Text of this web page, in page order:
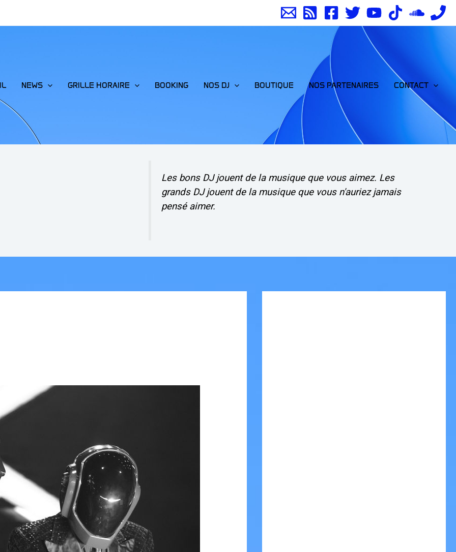
NEWS GRILLE HORAIRE BOOKING NOS DJ BOUTIQUE NOS PARTENAIRES CONTACT
Les bons DJ jouent de la musique que vous aimez. Les
grands DJ jouent de la musique que vous n'auriez jamais
pensé aimer.